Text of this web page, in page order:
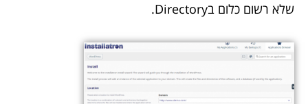
שלא רשום כלום בDirectory.